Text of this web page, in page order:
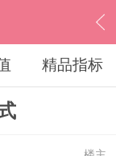
精品指标